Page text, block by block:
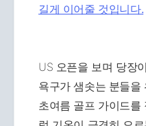
길게 이어줄 것입니다.
US 오픈을 보며 당장
욕구가 샘솟는 분들을
초여름 골프 가이드를